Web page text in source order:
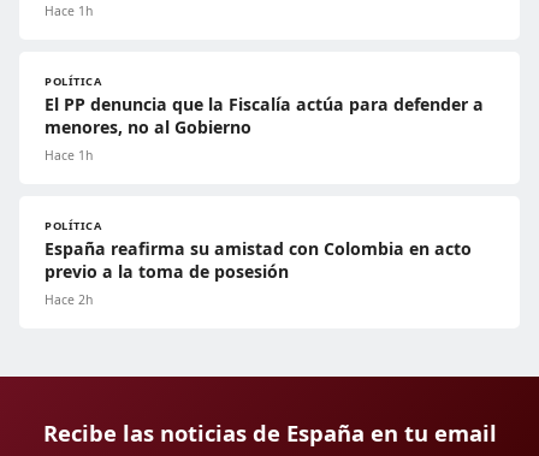
Hace 1h
POLÍTICA
El PP denuncia que la Fiscalía actúa para defender a
menores, no al Gobierno
Hace 1h
POLÍTICA
España reafirma su amistad con Colombia en acto
previo a la toma de posesión
Hace 2h
Recibe las noticias de España en tu email